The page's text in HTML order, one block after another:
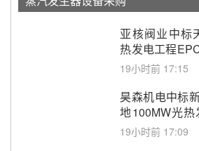
亚核阀业中标
热发电工程
止阀、熔盐三偏
19小时前 17:15
昊森机电中标
地100MW光
包项目熔盐介
19小时前 17:09